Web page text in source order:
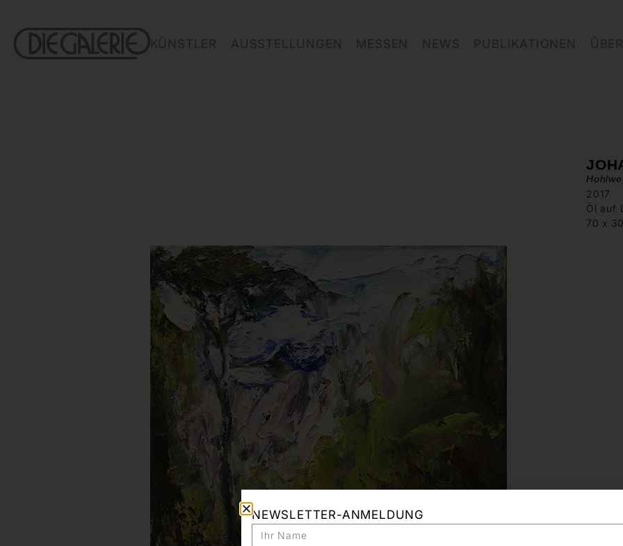
KÜNSTLER AUSSTELLUNGEN MESSEN NEWS PUBLIKATIONEN
2017
Öl auf
70 x
NEWSLETTER-ANMELDUNG